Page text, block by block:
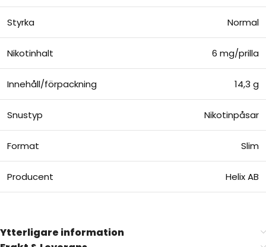
Styrka Normal
Nikotinhalt 6 mg/prilla
Innehåll/förpackning 14,3 g
Snustyp Nikotinpåsar
Format Slim
Producent Helix AB
Ytterligare information